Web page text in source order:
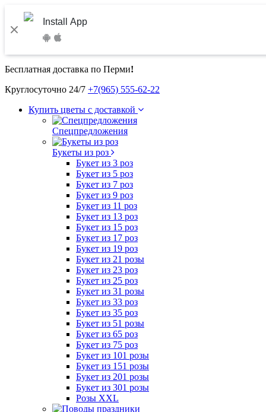
Install App
Бесплатная доставка по Перми!
Круглосуточно 24/7 +7(965) 555-62-22
Купить цветы с доставкой
Спецпредложения
Букеты из роз
Букет из 3 роз
Букет из 5 роз
Букет из 7 роз
Букет из 9 роз
Букет из 11 роз
Букет из 13 роз
Букет из 15 роз
Букет из 17 роз
Букет из 19 роз
Букет из 21 розы
Букет из 23 роз
Букет из 25 роз
Букет из 31 розы
Букет из 33 роз
Букет из 35 роз
Букет из 51 розы
Букет из 65 роз
Букет из 75 роз
Букет из 101 розы
Букет из 151 розы
Букет из 201 розы
Букет из 301 розы
Розы XXL